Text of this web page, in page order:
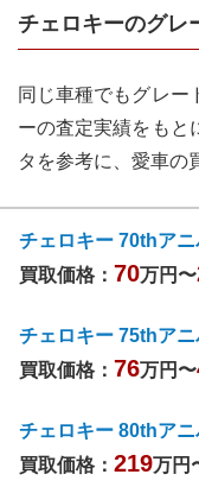
チェロキーのグレ
同じ車種でもグレー
ーの査定実績をもと
タを参考に、愛車の
チェロキー 70thア
買取価格： 70万円〜
チェロキー 75thア
買取価格： 76万円〜
チェロキー 80thア
買取価格： 219万円